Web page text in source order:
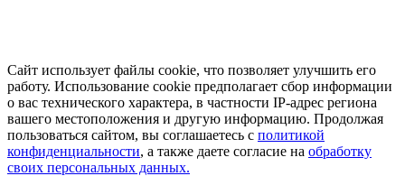
Сайт использует файлы cookie, что позволяет улучшить его
работу. Использование cookie предполагает сбор информации
о вас технического характера, в частности IP-адрес региона
вашего местоположения и другую информацию. Продолжая
пользоваться сайтом, вы соглашаетесь с политикой
конфиденциальности, а также даете согласие на обработку
своих персональных данных.